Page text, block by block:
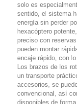
solo es
sentido, el sistema
energía sin perder
hexacóptero
preciso con
pueden montar
encaje rápido, con
Los brazos de los
un transporte
accesorios, se
convencional, así
disponibles de